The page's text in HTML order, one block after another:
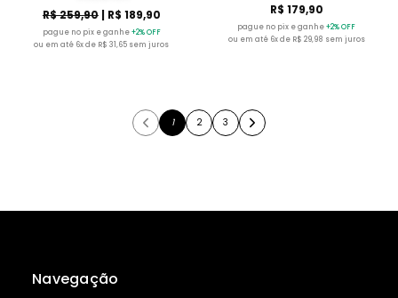
R$ 259,90| R$ 189,90
pague no pix e ganhe+2% OFF
ou em até 6x de R$ 31,65 sem juros
R$ 179,90
pague no pix e ganhe+2% OFF
ou em até 6x de R$ 29,98 sem juros
1 2 3
Navegação